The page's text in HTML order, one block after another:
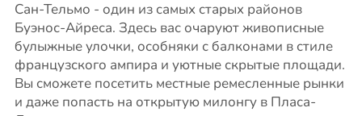
Сан-Тельмо - один из самых старых районов
Буэнос-Айреса. Здесь вас очаруют живописные
булыжные улочки, особняки с балконами в стиле
французского ампира и уютные скрытые площади.
Вы сможете посетить местные ремесленные рынки
и даже попасть на открытую милонгу в Пласа-